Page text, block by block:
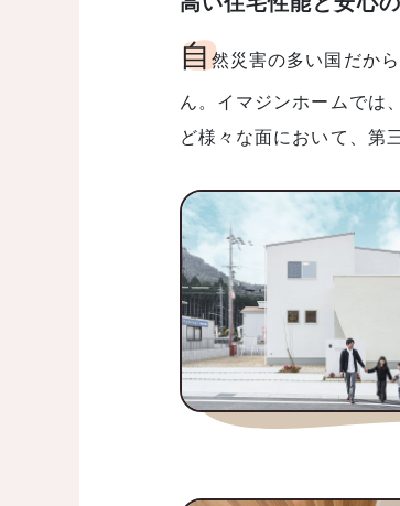
自然災害の多い国だか
ん。イマジンホームでは
ど様々な面において、第